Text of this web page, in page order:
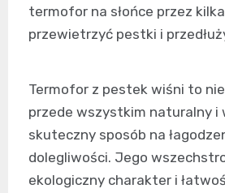
termofor na słońce przez
przewietrzyć pestki i
Termofor z pestek wiśni to
przede wszystkim naturalny i
skuteczny sposób na
dolegliwości. Jego
ekologiczny charakter i